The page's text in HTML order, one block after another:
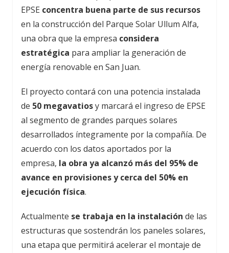
EPSE concentra buena parte de sus recursos
en la construcción del Parque Solar Ullum Alfa,
una obra que la empresa considera
estratégica para ampliar la generación de
energía renovable en San Juan.
El proyecto contará con una potencia instalada
de 50 megavatiosy marcará el ingreso de EPSE
al segmento de grandes parques solares
desarrollados íntegramente por la compañía. De
acuerdo con los datos aportados por la
empresa, la obra ya alcanzó más del 95% de
avance en provisiones y cerca del 50% en
ejecución física.
Actualmente se trabaja en la instalación de las
estructuras que sostendrán los paneles solares,
una etapa que permitirá acelerar el montaje de